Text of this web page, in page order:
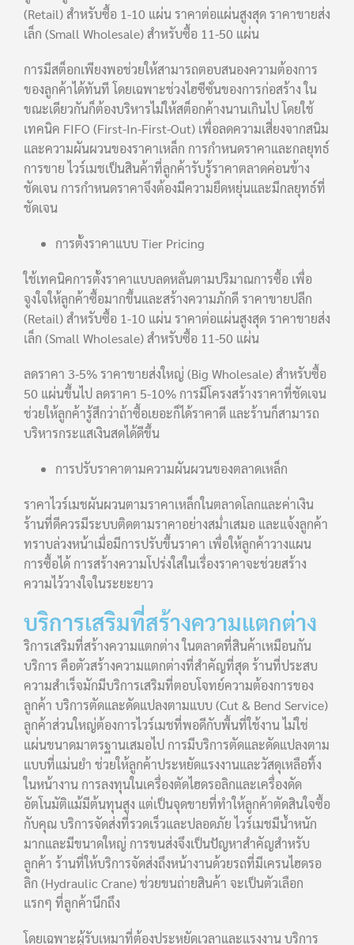
(Retail) สำหรับซื้อ 1-10 แผ่น ราคาต่อแผ่นสูงสุด ราคาขายส่ง
เล็ก (Small Wholesale) สำหรับซื้อ 11-50 แผ่น
การมีสต็อกเพียงพอช่วยให้สามารถตอบสนองความต้องการ
ของลูกค้าได้ทันที โดยเฉพาะช่วงไฮซีซั่นของการก่อสร้าง ใน
ขณะเดียวกันก็ต้องบริหารไม่ให้สต็อกค้างนานเกินไป โดยใช้
เทคนิค FIFO (First-In-First-Out) เพื่อลดความเสี่ยงจากสนิม
และความผันผวนของราคาเหล็ก การกำหนดราคาและกลยุทธ์
การขาย ไวร์เมชเป็นสินค้าที่ลูกค้ารับรู้ราคาตลาดค่อนข้าง
ชัดเจน การกำหนดราคาจึงต้องมีความยืดหยุ่นและมีกลยุทธ์ที่
ชัดเจน
การตั้งราคาแบบ Tier Pricing
ใช้เทคนิคการตั้งราคาแบบลดหลั่นตามปริมาณการซื้อ เพื่อ
จูงใจให้ลูกค้าซื้อมากขึ้นและสร้างความภักดี ราคาขายปลีก
(Retail) สำหรับซื้อ 1-10 แผ่น ราคาต่อแผ่นสูงสุด ราคาขายส่ง
เล็ก (Small Wholesale) สำหรับซื้อ 11-50 แผ่น
ลดราคา 3-5% ราคาขายส่งใหญ่ (Big Wholesale) สำหรับซื้อ
50 แผ่นขึ้นไป ลดราคา 5-10% การมีโครงสร้างราคาที่ชัดเจน
ช่วยให้ลูกค้ารู้สึกว่าถ้าซื้อเยอะก็ได้ราคาดี และร้านก็สามารถ
บริหารกระแสเงินสดได้ดีขึ้น
การปรับราคาตามความผันผวนของตลาดเหล็ก
ราคาไวร์เมชผันผวนตามราคาเหล็กในตลาดโลกและค่าเงิน
ร้านที่ดีควรมีระบบติดตามราคาอย่างสม่ำเสมอ และแจ้งลูกค้า
ทราบล่วงหน้าเมื่อมีการปรับขึ้นราคา เพื่อให้ลูกค้าวางแผน
การซื้อได้ การสร้างความโปร่งใสในเรื่องราคาจะช่วยสร้าง
ความไว้วางใจในระยะยาว
บริการเสริมที่สร้างความแตกต่าง
ริการเสริมที่สร้างความแตกต่าง ในตลาดที่สินค้าเหมือนกัน
บริการ คือตัวสร้างความแตกต่างที่สำคัญที่สุด ร้านที่ประสบ
ความสำเร็จมักมีบริการเสริมที่ตอบโจทย์ความต้องการของ
ลูกค้า บริการตัดและดัดแปลงตามแบบ (Cut & Bend Service)
ลูกค้าส่วนใหญ่ต้องการไวร์เมชที่พอดีกับพื้นที่ใช้งาน ไม่ใช่
แผ่นขนาดมาตรฐานเสมอไป การมีบริการตัดและดัดแปลงตาม
แบบที่แม่นยำ ช่วยให้ลูกค้าประหยัดแรงงานและวัสดุเหลือทิ้ง
ในหน้างาน การลงทุนในเครื่องตัดไฮดรอลิกและเครื่องดัด
อัตโนมัติแม้มีต้นทุนสูง แต่เป็นจุดขายที่ทำให้ลูกค้าตัดสินใจซื้อ
กับคุณ บริการจัดส่งที่รวดเร็วและปลอดภัย ไวร์เมชมีน้ำหนัก
มากและมีขนาดใหญ่ การขนส่งจึงเป็นปัญหาสำคัญสำหรับ
ลูกค้า ร้านที่ให้บริการจัดส่งถึงหน้างานด้วยรถที่มีเครนไฮดรอ
ลิก (Hydraulic Crane) ช่วยขนถ่ายสินค้า จะเป็นตัวเลือก
แรกๆ ที่ลูกค้านึกถึง
โดยเฉพาะผู้รับเหมาที่ต้องประหยัดเวลาและแรงงาน บริการ